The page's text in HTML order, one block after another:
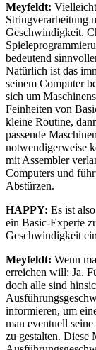
Meyfeldt:
Stringverarbeitung
Geschwindigkeit.
bedeutend
Natürlich ist das
seinem Computer
sich um
Feinheiten von
kleine Routine,
passende
notwendigerweise
mit Assembler
Computers und
Abstürzen.
HAPPY: Es ist
ein Basic-Experte
Geschwindigkeit
Meyfeldt: Wenn
erreichen will: Ja.
doch alle sind
informieren, um
man eventuell
zu gestalten. Diese